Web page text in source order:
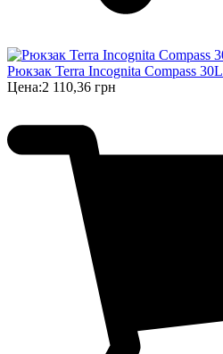
Рюкзак Terra Incognita Compass 30L
Цена:2 110,36 грн